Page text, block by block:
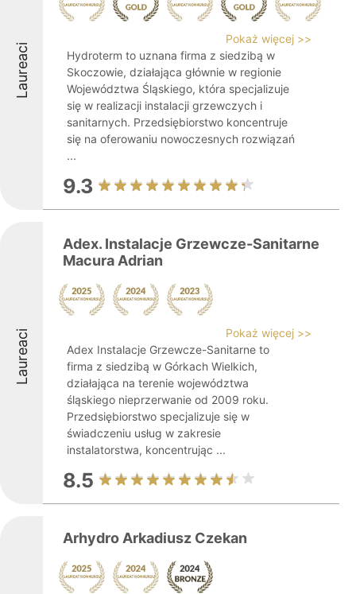
Laureaci
Pokaż więcej >>
Hydroterm to uznana firma z siedzibą w
Skoczowie, działająca głównie w regionie
Województwa Śląskiego, która specjalizuje
się w realizacji instalacji grzewczych i
sanitarnych. Przedsiębiorstwo koncentruje
się na oferowaniu nowoczesnych rozwiązań
...
9.3
Laureaci
Adex. Instalacje Grzewcze-Sanitarne
Macura Adrian
Pokaż więcej >>
Adex Instalacje Grzewcze-Sanitarne to
firma z siedzibą w Górkach Wielkich,
działająca na terenie województwa
śląskiego nieprzerwanie od 2009 roku.
Przedsiębiorstwo specjalizuje się w
świadczeniu usług w zakresie
instalatorstwa, koncentrując ...
8.5
Arhydro Arkadiusz Czekan